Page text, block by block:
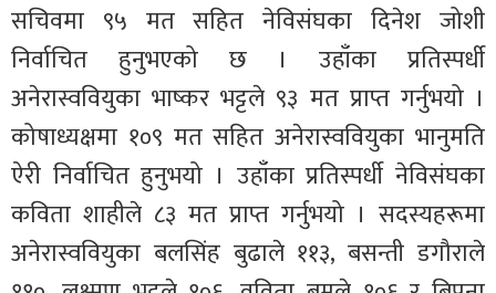
सचिवमा ९५ मत सहित नेविसंघका दिनेश जोशी
निर्वाचित हुनुभएको छ । उहाँका प्रतिस्पर्धी
अनेरास्ववियुका भाष्कर भट्टले ९३ मत प्राप्त गर्नुभयो ।
कोषाध्यक्षमा १०९ मत सहित अनेरास्ववियुका भानुमति
ऐरी निर्वाचित हुनुभयो । उहाँका प्रतिस्पर्धी नेविसंघका
कविता शाहीले ८३ मत प्राप्त गर्नुभयो । सदस्यहरूमा
अनेरास्ववियुका बलसिंह बुढाले ११३, बसन्ती डगौराले